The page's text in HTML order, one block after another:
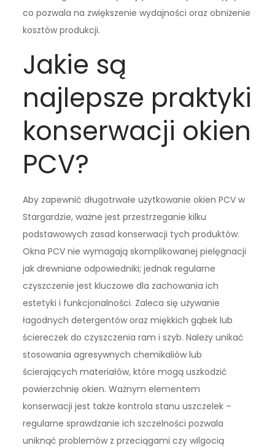
co pozwala na zwiększenie wydajności oraz obniżenie
kosztów produkcji.
Jakie są
najlepsze praktyki
konserwacji okien
PCV?
Aby zapewnić długotrwałe użytkowanie okien PCV w
Stargardzie, ważne jest przestrzeganie kilku
podstawowych zasad konserwacji tych produktów.
Okna PCV nie wymagają skomplikowanej pielęgnacji
jak drewniane odpowiedniki; jednak regularne
czyszczenie jest kluczowe dla zachowania ich
estetyki i funkcjonalności. Zaleca się używanie
łagodnych detergentów oraz miękkich gąbek lub
ściereczek do czyszczenia ram i szyb. Należy unikać
stosowania agresywnych chemikaliów lub
ścierających materiałów, które mogą uszkodzić
powierzchnię okien. Ważnym elementem
konserwacji jest także kontrola stanu uszczelek –
regularne sprawdzanie ich szczelności pozwala
uniknąć problemów z przeciągami czy wilgocią